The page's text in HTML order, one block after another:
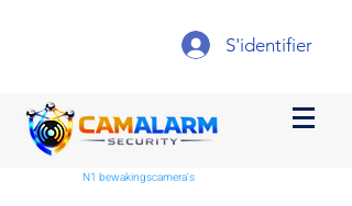
S'identifier
N1 bewakingscamera's